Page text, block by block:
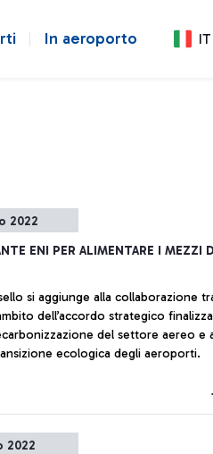
In aeroporto IT
2022
ENI PER ALIMENTARE I MEZZI
si aggiunge alla collaborazione
dell’accordo strategico
del settore aereo e
ecologica degli aeroporti.
2022